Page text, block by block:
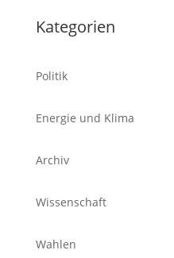
Kategorien
Politik
Energie und Klima
Archiv
Wissenschaft
Wahlen